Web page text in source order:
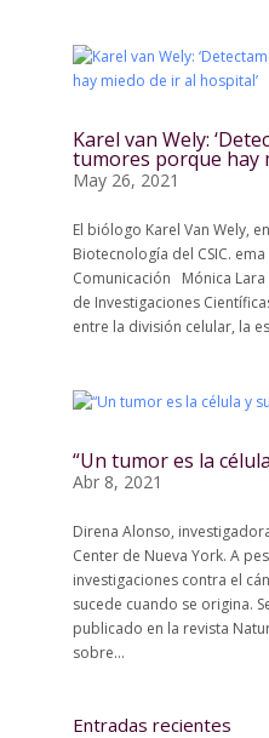
Karel van Wely:
tumores porque hay
May 26, 2021
El biólogo Karel Van Wely,
Biotecnología del CSIC.
Comunicación Mónica
de Investigaciones
entre la división celular, la
“Un tumor es la
Abr 8, 2021
Direna Alonso,
Center de Nueva York. A
investigaciones contra el
sucede cuando se origina.
publicado en la revista
sobre...
Entradas recientes